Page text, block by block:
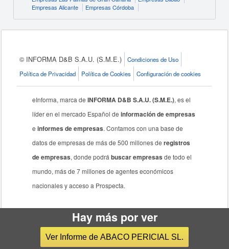
Empresas Alicante
Empresas Córdoba
© INFORMA D&B S.A.U. (S.M.E.)
Condiciones de Uso
Política de Privacidad
Política de Cookies Configuración de cookies
eInforma, marca deINFORMA D&B S.A.U. (S.M.E.), es el
líder en el mercado Español deinformación de empresas
einformes de empresas. Contamos con una base de
datos de empresas de más de 500 millones deregistros
de empresas, donde podrábuscar empresas de todo el
mundo, más de 7 millones de agentes económicos
nacionales y acceso a Prospecta.
Hay más por ver
Ver Informe de ABACO PERICIAL SL.